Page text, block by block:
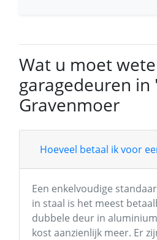
Wat u moet
garagedeuren in
Gravenmoer
Hoeveel betaal ik voor
Een enkelvoudige
in staal is het meest
dubbele deur in
kost aanzienlijk meer. Er